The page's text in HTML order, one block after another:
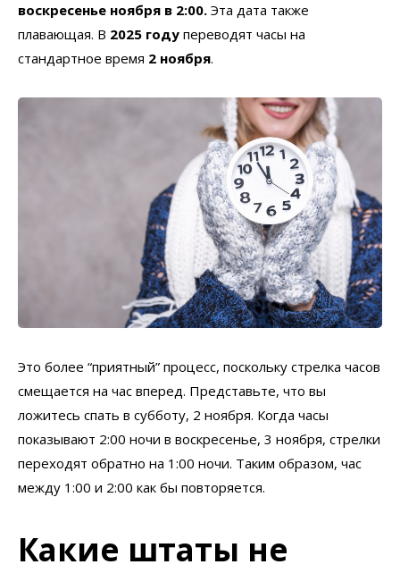
воскресенье ноября в 2:00. Эта дата также
плавающая. В 2025 году переводят часы на
стандартное время 2 ноября.
Это более “приятный” процесс, поскольку стрелка часов
смещается на час вперед. Представьте, что вы
ложитесь спать в субботу, 2 ноября. Когда часы
показывают 2:00 ночи в воскресенье, 3 ноября, стрелки
переходят обратно на 1:00 ночи. Таким образом, час
между 1:00 и 2:00 как бы повторяется.
Какие штаты не